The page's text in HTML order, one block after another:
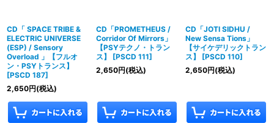
CD「 SPACE TRIBE &
ELECTRIC UNIVERSE
(ESP) / Sensory
Overload 」【フルオ
ン・PSYトランス】
[PSCD 187]
2,650円(税込)
CD「PROMETHEUS /
Corridor Of Mirrors」
【PSYテクノ・トラン
ス】
[PSCD 111]
2,650円(税込)
CD「JOTI SIDHU /
New Sensa Tions」
【サイケデリックトラン
ス】
[PSCD 110]
2,650円(税込)